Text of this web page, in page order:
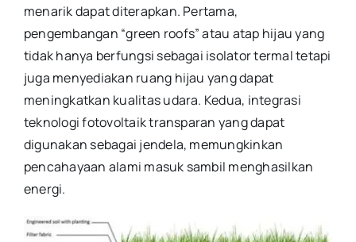
menarik dapat diterapkan. Pertama,
pengembangan “green roofs” atau atap hijau yang
tidak hanya berfungsi sebagai isolator termal tetapi
juga menyediakan ruang hijau yang dapat
meningkatkan kualitas udara. Kedua, integrasi
teknologi fotovoltaik transparan yang dapat
digunakan sebagai jendela, memungkinkan
pencahayaan alami masuk sambil menghasilkan
energi.